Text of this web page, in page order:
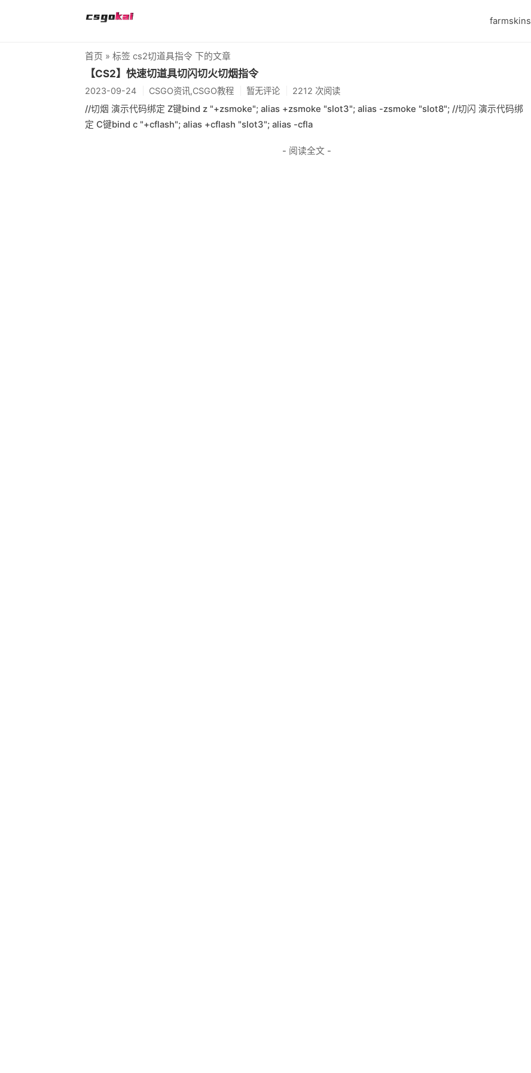
farmskins
首页 » 标签 cs2切道具指令 下的文章
【CS2】快速切道具切闪切火切烟指令
2023-09-24 CSGO资讯,CSGO教程 暂无评论 2212 次阅读
//切烟 演示代码绑定 Z键bind z "+zsmoke"; alias +zsmoke "slot3"; alias -zsmoke "slot8"; //切闪 演示代码绑
定 C键bind c "+cflash"; alias +cflash "slot3"; alias -cfla
- 阅读全文 -